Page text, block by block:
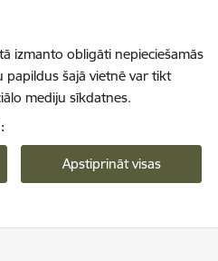
izmanto obligāti nepieciešamās
papildus šajā vietnē var tikt
mediju sīkdatnes.
Apstiprināt visas